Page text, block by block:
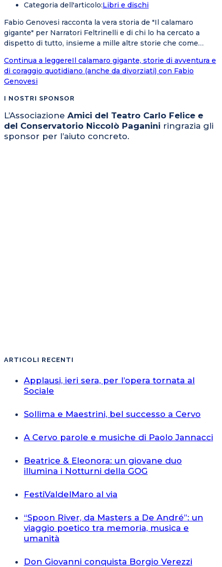
Categoria dell'articolo:Libri e dischi
Fabio Genovesi racconta la vera storia de "Il calamaro
gigante" per Narratori Feltrinelli e di chi lo ha cercato a
dispetto di tutto, insieme a mille altre storie che come…
Continua a leggereIl calamaro gigante, storie di avventura e
di coraggio quotidiano (anche da divorziati) con Fabio
Genovesi
I NOSTRI SPONSOR
L’Associazione Amici del Teatro Carlo Felice e
del Conservatorio Niccolò Paganini ringrazia gli
sponsor per l’aiuto concreto.
ARTICOLI RECENTI
Applausi, ieri sera, per l’opera tornata al
Sociale
Sollima e Maestrini, bel successo a Cervo
A Cervo parole e musiche di Paolo Jannacci
Beatrice & Eleonora: un giovane duo
illumina i Notturni della GOG
FestiValdelMaro al via
“Spoon River, da Masters a De André”: un
viaggio poetico tra memoria, musica e
umanità
Don Giovanni conquista Borgio Verezzi